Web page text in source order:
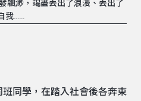
飄渺，竭盡丟出了浪漫、丟出了
......
同學，在踏入社會後各奔東